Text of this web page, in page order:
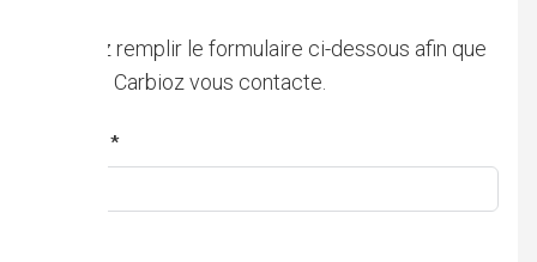
Veuillez remplir le formulaire ci-dessous afin que
l'équipe Carbioz vous contacte.
Prénom *